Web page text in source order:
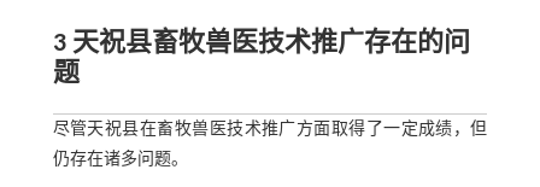
3 天祝县畜牧兽医技术推广存在的问
题
尽管天祝县在畜牧兽医技术推广方面取得了一定成绩，但
仍存在诸多问题。